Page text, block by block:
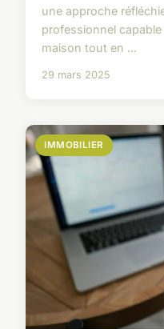
une approche
professionnel
maison tout en ...
29 mars 2025
IMMOBILIER